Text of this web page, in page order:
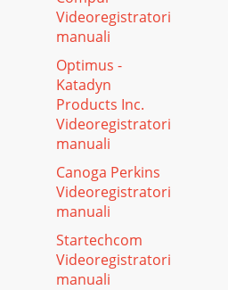
Videoregistratori
manuali
Optimus -
Katadyn
Products Inc.
Videoregistratori
manuali
Canoga Perkins
Videoregistratori
manuali
Startechcom
Videoregistratori
manuali